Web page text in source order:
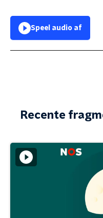
Speel audio af
Recente